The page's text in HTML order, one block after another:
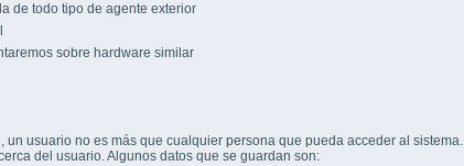
de todo tipo de agente exterior
sobre hardware similar
usuario no es más que cualquier persona que pueda acceder al sistema.
del usuario. Algunos datos que se guardan son: